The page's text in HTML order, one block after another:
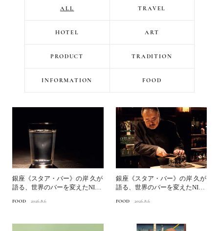
ALL TRAVEL
HOTEL ART
PRODUCT TRADITION
INFORMATION FOOD
銀座《スタア・バー》の岸 久が
語る、世界のバーを変えたNINJ
FOOD 2026.8.6
銀座《スタア・バー》の岸 久が
語る、世界のバーを変えたNINJ
FOOD 2026.8.6